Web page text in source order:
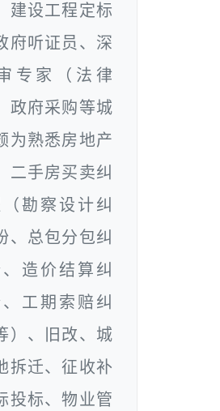
建设工程定标
府听证员、深
专家（法律
政府采购等城
为熟悉房地产
二手房买卖纠
勘察设计纠
、总包分包纠
造价结算纠
工期索赔纠
）、旧改、城
拆迁、征收补
投标、物业管